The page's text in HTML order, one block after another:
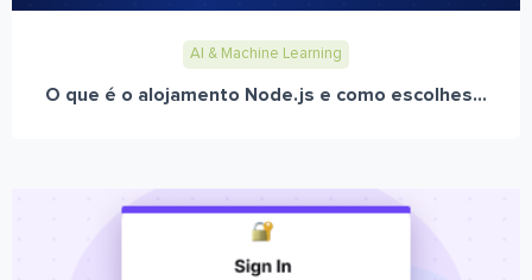
AI & Machine Learning
O que é o alojamento Node.js e como escolhes...